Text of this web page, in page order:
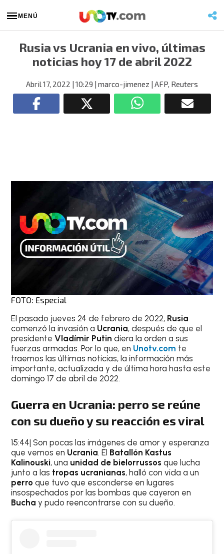
MENÚ
Rusia vs Ucrania en vivo, últimas
noticias hoy 17 de abril 2022
Abril 17, 2022 | 10:29 | marco-jimenez | AFP, Reuters
FOTO: Especial
El pasado jueves 24 de febrero de 2022, Rusia
comenzó la invasión a Ucrania, después de que el
presidenteVladímir Putin diera la orden a sus
fuerzas armadas. Por lo que, en Unotv.com te
traemos las últimas noticias, la información más
importante, actualizada y de última hora hasta este
domingo 17 de abril de 2022.
Guerra en Ucrania: perro se reúne
con su dueño y su reacción es viral
15:44| Son pocas las imágenes de amor y esperanza
que vemos en Ucrania. El Batallón Kastus
Kalinouski, una unidad de bielorrussosque lucha
junto a las tropas ucranianas, halló con vida a un
perroque tuvo que esconderse en lugares
insospechados por las bombas que cayeron en
Bucha y pudo reencontrarse con su dueño.